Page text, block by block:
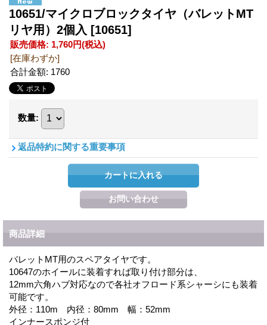
10651/マイクロブロックタイヤ（バレットMT
リヤ用）2個入 [10651]
販売価格: 1,760円(税込)
[在庫わずか]
合計金額: 1760
数量:
返品特約に関する重要事項
商品詳細
バレットMT用のスペアタイヤです。
10647のホイールに装着すれば取り付け部分は、
12mm六角ハブ対応なので各社オフロード系シャーシにも装着
可能です。
外径：110m 内径：80mm 幅：52mm
インナースポンジ付